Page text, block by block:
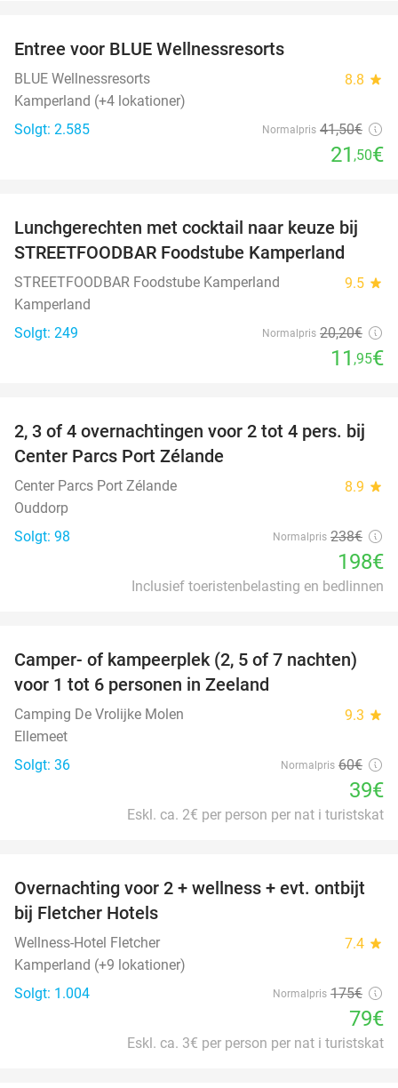
Entree voor BLUE Wellnessresorts
BLUE Wellnessresorts 8.8 star
Kamperland (+4 lokationer)
Solgt: 2.585
Normalpris 41,50€
21 ,50€
41%
Lunchgerechten met cocktail naar keuze bij
STREETFOODBAR Foodstube Kamperland
STREETFOODBAR Foodstube Kamperland 9.5 star
Kamperland
Solgt: 249
Normalpris 20,20€
11 ,95€
17%
2, 3 of 4 overnachtingen voor 2 tot 4 pers. bij
Center Parcs Port Zélande
Center Parcs Port Zélande 8.9 star
Ouddorp
Solgt: 98
Normalpris 238€
198€
Inclusief toeristenbelasting en bedlinnen
35%
Camper- of kampeerplek (2, 5 of 7 nachten)
voor 1 tot 6 personen in Zeeland
Camping De Vrolijke Molen 9.3 star
Ellemeet
Solgt: 36
Normalpris 60€
39€
Eskl. ca. 2€ per person per nat i turistskat
55%
Overnachting voor 2 + wellness + evt. ontbijt
bij Fletcher Hotels
Wellness-Hotel Fletcher 7.4 star
Kamperland (+9 lokationer)
Solgt: 1.004
Normalpris 175€
79€
Eskl. ca. 3€ per person per nat i turistskat